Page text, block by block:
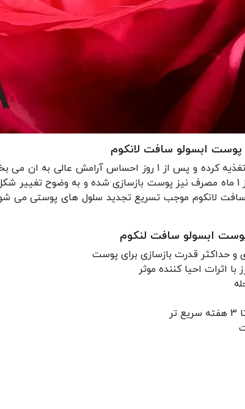
پوست ابسولو سافت لانکوم
شود و درخشش خود را دوباره به دست می آورد. پس از 1 ماه مصرف نیز پوست بازسازی
لانکوم موجب تسریع تجدید سلول های پوستی می
ابسولو سافت لنکوم
حداکثر قدرت بازسازی برای پوست
اثرات احیا کننده موثر